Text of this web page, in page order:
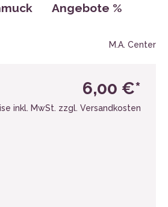
Angebote %
M.A. Center
6,00 €*
inkl. MwSt. zzgl. Versandkosten